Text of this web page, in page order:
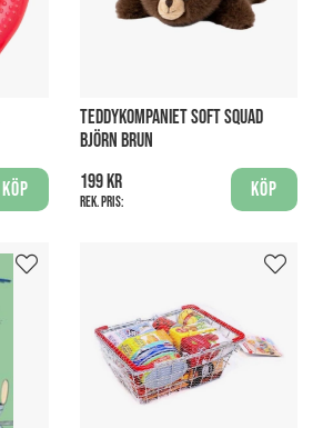
Köp
TEDDYKOMPANIET SOFT SQUAD
BJÖRN BRUN
199 kr
Rek. pris:
Köp